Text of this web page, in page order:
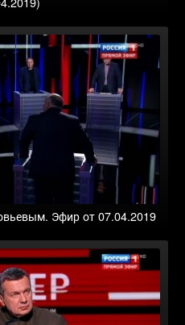
Эфир от 07.04.2019